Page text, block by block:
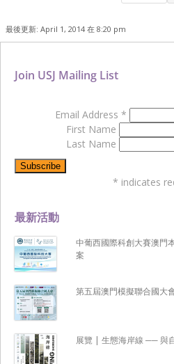
最後更新: April 1, 2014 在 8:20 pm
最新活動
中葡西國際科創大賽澳門
案
第五屆澳門模擬聯合國大
展覽 | 生態海岸線 ── 與
Join USJ Mailing List
Email Address *
First Name
Last Name
* indicates